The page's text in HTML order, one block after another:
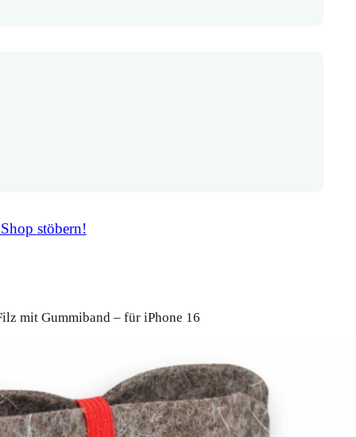
stöbern!
mit Gummiband – für iPhone 16
Gummiband